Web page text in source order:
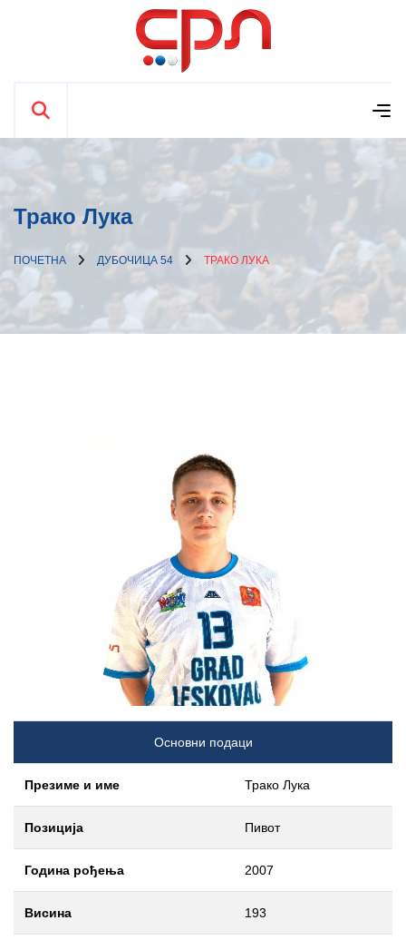
Трако Лука
ПОЧЕТНА ДУБОЧИЦА 54 ТРАКО ЛУКА
Основни подаци
Презиме и име Трако Лука
Позиција Пивот
Година рођења 2007
Висина 193